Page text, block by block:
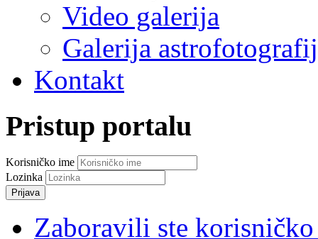
Video galerija
Galerija
Kontakt
Pristup portalu
Korisničko ime
Lozinka
Prijava
Zaboravili ste korisničko